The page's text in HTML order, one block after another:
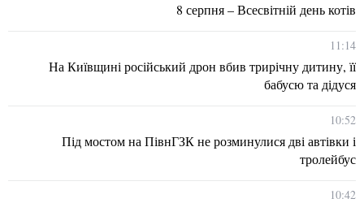
8 серпня – Всесвітній день котів
11:14
На Київщині російський дрон вбив трирічну дитину, її
бабусю та дідуся
10:52
Під мостом на ПівнГЗК не розминулися дві автівки і
тролейбус
10:42